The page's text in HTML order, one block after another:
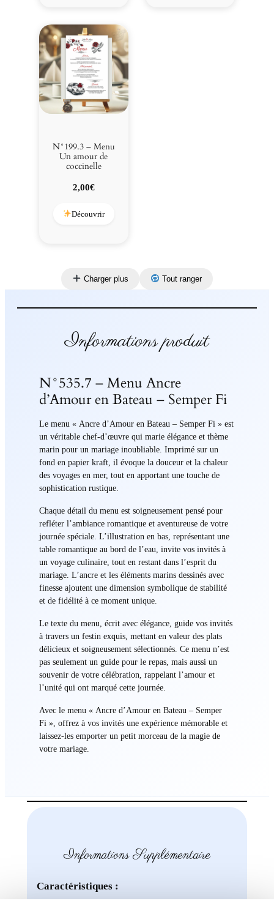
N°199.3 – Menu
Un amour de
coccinelle
2,00€
Découvrir
Charger plus Tout ranger
Informations produit
N°535.7 – Menu Ancre
d’Amour en Bateau – Semper Fi
Le menu « Ancre d’Amour en Bateau – Semper Fi » est
un véritable chef-d’œuvre qui marie élégance et thème
marin pour un mariage inoubliable. Imprimé sur un
fond en papier kraft, il évoque la douceur et la chaleur
des voyages en mer, tout en apportant une touche de
sophistication rustique.
Chaque détail du menu est soigneusement pensé pour
refléter l’ambiance romantique et aventureuse de votre
journée spéciale. L’illustration en bas, représentant une
table romantique au bord de l’eau, invite vos invités à
un voyage culinaire, tout en restant dans l’esprit du
mariage. L’ancre et les éléments marins dessinés avec
finesse ajoutent une dimension symbolique de stabilité
et de fidélité à ce moment unique.
Le texte du menu, écrit avec élégance, guide vos invités
à travers un festin exquis, mettant en valeur des plats
délicieux et soigneusement sélectionnés. Ce menu n’est
pas seulement un guide pour le repas, mais aussi un
souvenir de votre célébration, rappelant l’amour et
l’unité qui ont marqué cette journée.
Avec le menu « Ancre d’Amour en Bateau – Semper
Fi », offrez à vos invités une expérience mémorable et
laissez-les emporter un petit morceau de la magie de
votre mariage.
Informations Supplémentaire
Caractéristiques :